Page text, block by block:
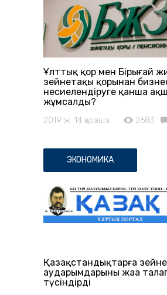
Ұлттық қор мен Бірыңғай
зейнетақы қорынан
несиелендіруге қанша
жұмсалды?
2019 ж. 14 қараша 2683
ЭКОНОМИКА
Қазақстандықтарға
аударымдарының жаңа
түсіндірді